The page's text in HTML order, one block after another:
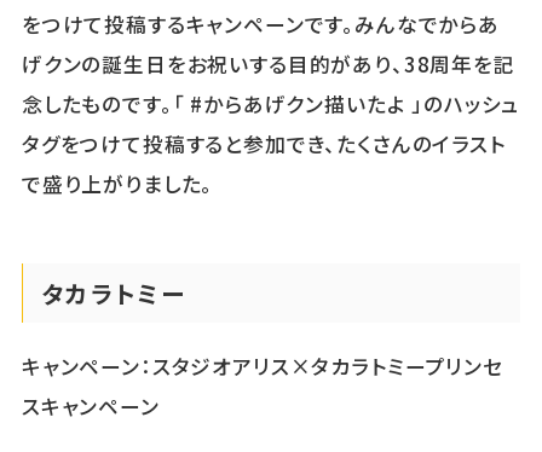
をつけて投稿するキャンペーンです。みんなでからあ
げクンの誕生日をお祝いする目的があり、38周年を記
念したものです。「 #からあげクン描いたよ 」のハッシュ
タグをつけて投稿すると参加でき、たくさんのイラスト
で盛り上がりました。
タカラトミー
キャンペーン：スタジオアリス×タカラトミープリンセ
スキャンペーン